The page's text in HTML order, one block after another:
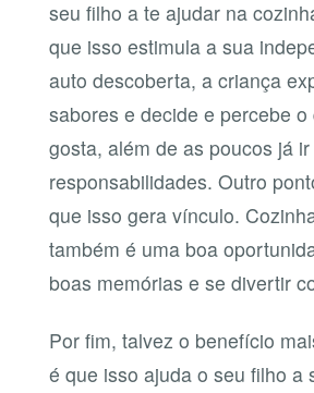
seu filho a te ajudar na
que isso estimula a sua
auto descoberta, a criança
sabores e decide e percebe o
gosta, além de as poucos já
responsabilidades. Outro
que isso gera vínculo.
também é uma boa
boas memórias e se divertir
Por fim, talvez o benefício
é que isso ajuda o seu filho a